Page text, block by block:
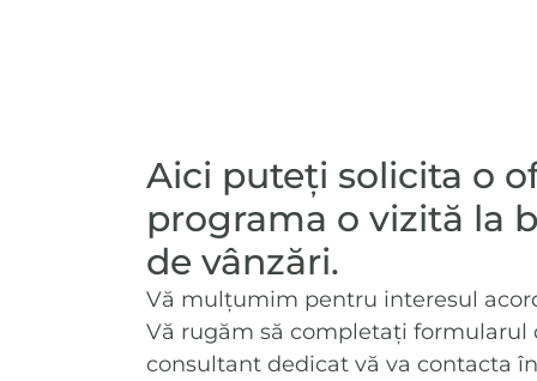
Aici puteți solicita o
programa o vizită la
de vânzări.
Vă mulțumim pentru interesul
Vă rugăm să completați formularul
consultant dedicat vă va contacta